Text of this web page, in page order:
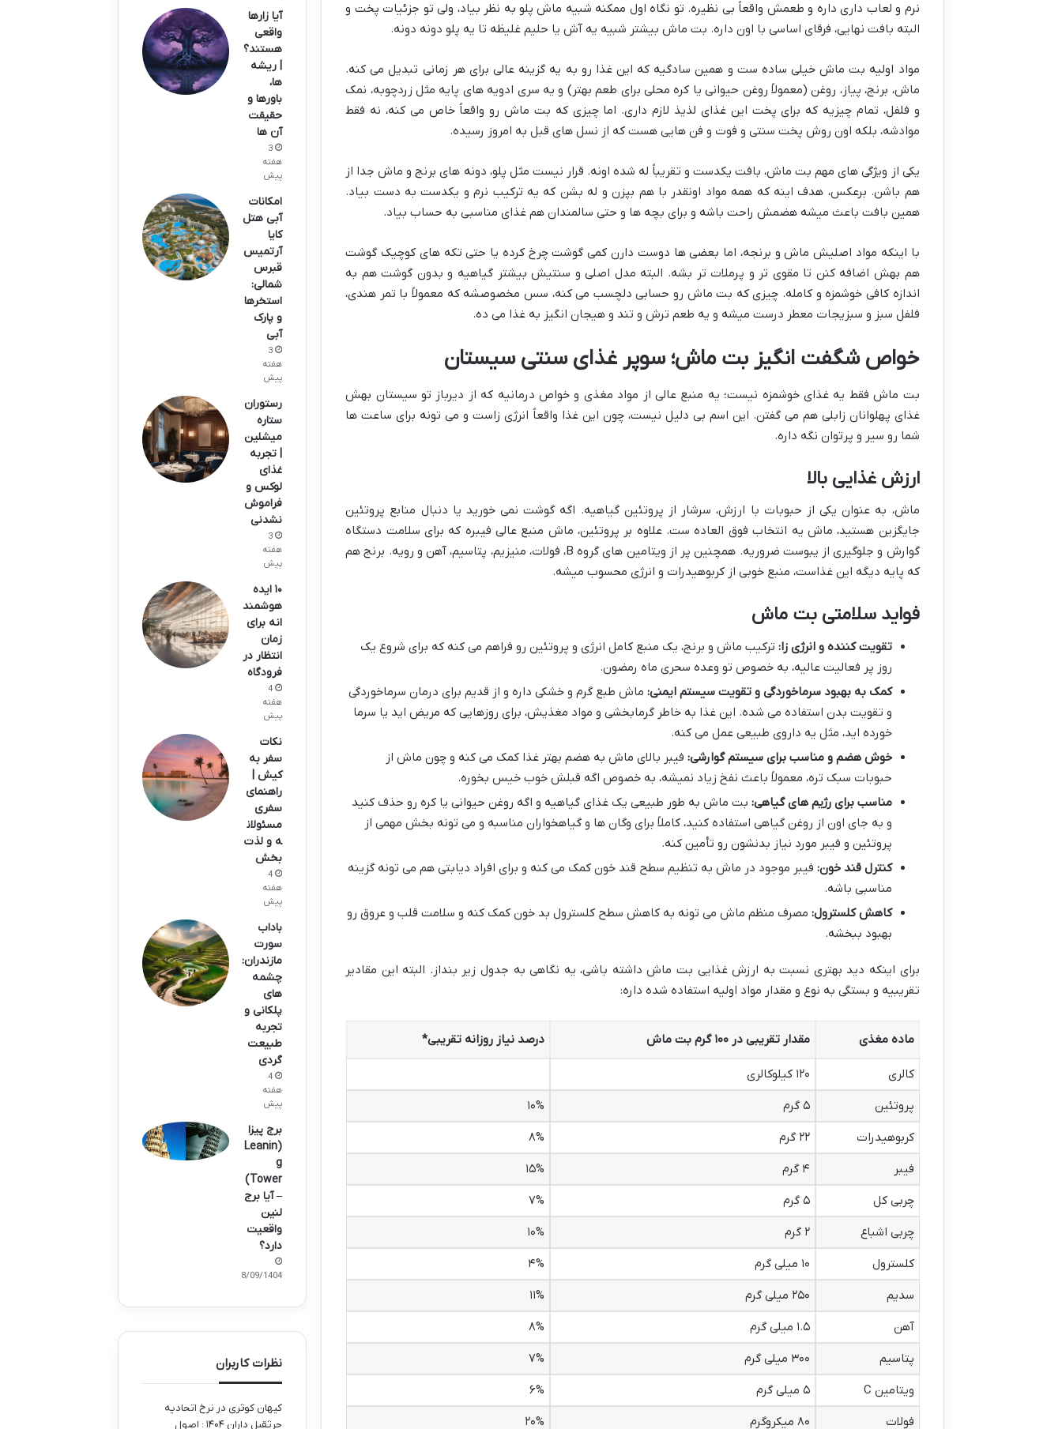
نرم و لعاب داری داره و طعمش واقعاً بی نظیره. تو نگاه اول ممکنه شبیه ماش پلو به نظر بیاد، ولی تو جزئیات پخت و
البته بافت نهایی، فرقای اساسی با اون داره. بت ماش بیشتر شبیه یه آش یا حلیم غلیظه تا یه پلو دونه دونه.
مواد اولیه بت ماش خیلی ساده ست و همین سادگیه که این غذا رو به یه گزینه عالی برای هر زمانی تبدیل می کنه.
ماش، برنج، پیاز، روغن (معمولاً روغن حیوانی یا کره محلی برای طعم بهتر) و یه سری ادویه های پایه مثل زردچوبه، نمک
و فلفل، تمام چیزیه که برای پخت این غذای لذیذ لازم داری. اما چیزی که بت ماش رو واقعاً خاص می کنه، نه فقط
موادشه، بلکه اون روش پخت سنتی و فوت و فن هایی هست که از نسل های قبل به امروز رسیده.
یکی از ویژگی های مهم بت ماش، بافت یکدست و تقریباً له شده اونه. قرار نیست مثل پلو، دونه های برنج و ماش جدا از
هم باشن. برعکس، هدف اینه که همه مواد اونقدر با هم بپزن و له بشن که یه ترکیب نرم و یکدست به دست بیاد.
همین بافت باعث میشه هضمش راحت باشه و برای بچه ها و حتی سالمندان هم غذای مناسبی به حساب بیاد.
با اینکه مواد اصلیش ماش و برنجه، اما بعضی ها دوست دارن کمی گوشت چرخ کرده یا حتی تکه های کوچیک گوشت
هم بهش اضافه کنن تا مقوی تر و پرملات تر بشه. البته مدل اصلی و سنتیش بیشتر گیاهیه و بدون گوشت هم به
اندازه کافی خوشمزه و کامله. چیزی که بت ماش رو حسابی دلچسب می کنه، سس مخصوصشه که معمولاً با تمر هندی،
فلفل سبز و سبزیجات معطر درست میشه و یه طعم ترش و تند و هیجان انگیز به غذا می ده.
خواص شگفت انگیز بت ماش؛ سوپر غذای سنتی سیستان
بت ماش فقط یه غذای خوشمزه نیست؛ یه منبع عالی از مواد مغذی و خواص درمانیه که از دیرباز تو سیستان بهش
غذای پهلوانان زابلی هم می گفتن. این اسم بی دلیل نیست، چون این غذا واقعاً انرژی زاست و می تونه برای ساعت ها
شما رو سیر و پرتوان نگه داره.
ارزش غذایی بالا
ماش، به عنوان یکی از حبوبات با ارزش، سرشار از پروتئین گیاهیه. اگه گوشت نمی خورید یا دنبال منابع پروتئین
جایگزین هستید، ماش یه انتخاب فوق العاده ست. علاوه بر پروتئین، ماش منبع عالی فیبره که برای سلامت دستگاه
گوارش و جلوگیری از یبوست ضروریه. همچنین پر از ویتامین های گروه B، فولات، منیزیم، پتاسیم، آهن و رویه. برنج هم
که پایه دیگه این غذاست، منبع خوبی از کربوهیدرات و انرژی محسوب میشه.
فواید سلامتی بت ماش
تقویت کننده و انرژی زا: ترکیب ماش و برنج، یک منبع کامل انرژی و پروتئین رو فراهم می کنه که برای شروع یک
روز پر فعالیت عالیه، به خصوص تو وعده سحری ماه رمضون.
کمک به بهبود سرماخوردگی و تقویت سیستم ایمنی: ماش طبع گرم و خشکی داره و از قدیم برای درمان سرماخوردگی
و تقویت بدن استفاده می شده. این غذا به خاطر گرمابخشی و مواد مغذیش، برای روزهایی که مریض اید یا سرما
خورده اید، مثل یه داروی طبیعی عمل می کنه.
خوش هضم و مناسب برای سیستم گوارشی: فیبر بالای ماش به هضم بهتر غذا کمک می کنه و چون ماش از
حبوبات سبک تره، معمولاً باعث نفخ زیاد نمیشه، به خصوص اگه قبلش خوب خیس بخوره.
مناسب برای رژیم های گیاهی: بت ماش به طور طبیعی یک غذای گیاهیه و اگه روغن حیوانی یا کره رو حذف کنید
و به جای اون از روغن گیاهی استفاده کنید، کاملاً برای وگان ها و گیاهخواران مناسبه و می تونه بخش مهمی از
پروتئین و فیبر مورد نیاز بدنشون رو تأمین کنه.
کنترل قند خون: فیبر موجود در ماش به تنظیم سطح قند خون کمک می کنه و برای افراد دیابتی هم می تونه گزینه
مناسبی باشه.
کاهش کلسترول: مصرف منظم ماش می تونه به کاهش سطح کلسترول بد خون کمک کنه و سلامت قلب و عروق رو
بهبود ببخشه.
برای اینکه دید بهتری نسبت به ارزش غذایی بت ماش داشته باشی، یه نگاهی به جدول زیر بنداز. البته این مقادیر
تقریبیه و بستگی به نوع و مقدار مواد اولیه استفاده شده داره:
ماده مغذی مقدار تقریبی در ۱۰۰ گرم بت ماش درصد نیاز روزانه تقریبی*
کالری
۱۲۰ کیلوکالری
پروتئین
۵ گرم
۱۰%
کربوهیدرات
۲۲ گرم
۸%
فیبر
۴ گرم
۱۵%
چربی کل
۵ گرم
۷%
چربی اشباع
۲ گرم
۱۰%
کلسترول
۱۰ میلی گرم
۴%
سدیم
۲۵۰ میلی گرم
۱۱%
آهن
۱.۵ میلی گرم
۸%
پتاسیم
۳۰۰ میلی گرم
۷%
ویتامین C
۵ میلی گرم
۶%
فولات
۸۰ میکروگرم ۲۰%
آیا زارها
واقعی
هستند؟
| ریشه
ها،
باورها و
حقیقت
آن ها
3
هفته
پیش
امکانات
آبی هتل
کایا
آرتمیس
قبرس
شمالی:
استخرها
و پارک
آبی
3
هفته
پیش
رستوران
ستاره
میشلین
| تجربه
غذای
لوکس و
فراموش
نشدنی
3
هفته
پیش
۱۰ ایده
هوشمند
انه برای
زمان
انتظار در
فرودگاه
4
هفته
پیش
نکات
سفر به
کیش |
راهنمای
سفری
مسئولان
ه و لذت
بخش
4
هفته
پیش
باداب
سورت
مازندران:
چشمه
های
پلکانی و
تجربه
طبیعت
گردی
4
هفته
پیش
برج پیزا
(Leanin
g
Tower)
– آیا برج
لنین
واقعیت
دارد؟
28/09/1404
نظرات کاربران
کیهان کوثری در نرخ اتحادیه
جرثقیل داران ۱۴۰۴ : اصول